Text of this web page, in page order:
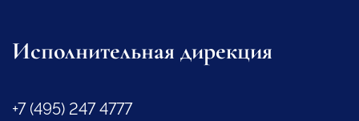
Исполнительная дирекция
+7 (495) 247 4777